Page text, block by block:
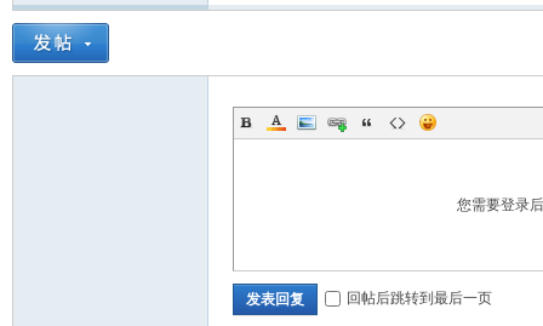
您需要登录
发表回复 回帖后跳转到最后一页